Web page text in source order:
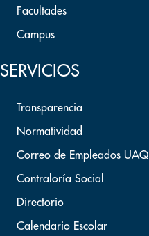
Facultades
Campus
SERVICIOS
Transparencia
Normatividad
Correo de Empleados UAQ
Contraloría Social
Directorio
Calendario Escolar